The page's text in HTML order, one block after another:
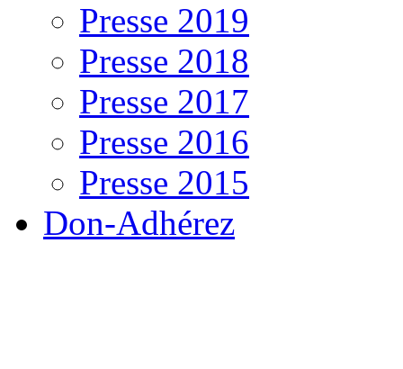
Presse 2019
Presse 2018
Presse 2017
Presse 2016
Presse 2015
Don-Adhérez